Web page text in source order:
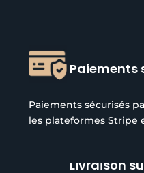
Paiements
Paiements sécurisés
les plateformes Stripe
Livraison